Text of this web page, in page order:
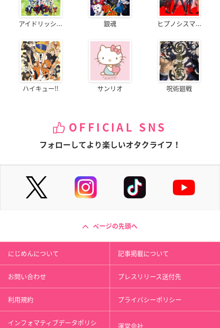
アイドリッシ... 銀魂 ヒプノシスマ...
ハイキュー!! サンリオ 呪術廻戦
OFFICIAL SNS
フォローしてより楽しいオタクライフ！
ページの先頭へ
にじめんについて 記事掲載について
お問い合わせ プレスリリース送付先
利用規約 プライバシーポリシー
インフォマティブデータポリシ 運営会社